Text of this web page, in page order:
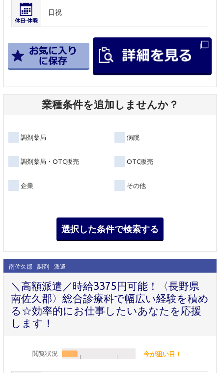
日祝
業種条件を追加しませんか？
調剤薬局 病院
調剤薬局・OTC販売 OTC販売
企業 その他
南佐久郡 調剤 派遣
＼高額派遣／時給3375円可能！〈長野県
南佐久郡〉総合診療科で幅広い経験を積め
る☆効率的にお仕事したいあなたを応援
します！
閲覧状況 今が狙い目！